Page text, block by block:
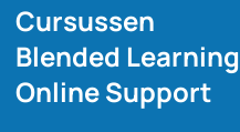
Cursussen
Blended Learning
Online Support